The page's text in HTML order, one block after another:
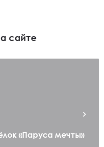
сайте
«Паруса мечты»